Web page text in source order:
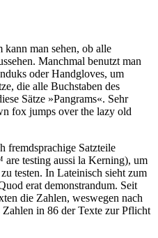
man sehen, ob alle
Manchmal benutzt man
oder Handgloves, um
die alle Buchstaben des
Sätze »Pangrams«. Sehr
fox jumps over the lazy old
fremdsprachige Satzteile
testing aussi la Kerning), um
testen. In Lateinisch sieht zum
erat demonstrandum. Seit
die Zahlen, weswegen nach
in 86 der Texte zur Pflicht